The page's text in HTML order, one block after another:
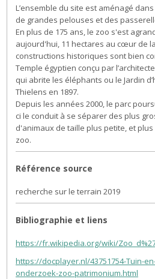
L’ensemble du site est aménagé
de grandes pelouses et des
En plus de 175 ans, le zoo s'est
aujourd'hui, 11 hectares au cœur de
constructions historiques sont bien
Temple égyptien conçu par
qui abrite les éléphants ou le Jardin
Thielens en 1897.
Depuis les années 2000, le parc
ci le conduit à se séparer des plus
d'animaux de taille plus petite, et
zoo.
Référence source
recherche sur le terrain 2019
Bibliographie et liens
https://fr.wikipedia.org/wiki/
https://docplayer.nl/43751754-Tuin-
onderzoek-zoo-patrimonium.html